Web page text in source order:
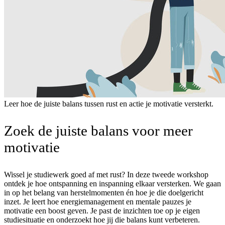
Leer hoe de juiste balans tussen rust en actie je motivatie versterkt.
Zoek de juiste balans voor meer
motivatie
Wissel je studiewerk goed af met rust? In deze tweede workshop
ontdek je hoe ontspanning en inspanning elkaar versterken. We gaan
in op het belang van herstelmomenten én hoe je die doelgericht
inzet. Je leert hoe energiemanagement en mentale pauzes je
motivatie een boost geven. Je past de inzichten toe op je eigen
studiesituatie en onderzoekt hoe jij die balans kunt verbeteren.